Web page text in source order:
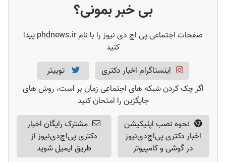
بی خبر بمونی؟
صفحات اجتماعی پی اچ دی نیوز را با نام phdnews.ir پیدا
کنید
اینستاگرام اخبار دکتری
توییتر
اگر چک کردن شبکه های اجتماعی زمان بر است، روش های
جایگزین را امتحان کنید
نحوه نصب اپلیکیشن
اخبار دکتری پی‌اچ‌دی‌نیوز
در گوشی و کامپیوتر
مشترک رایگان اخبار
دکتری پی‌اچ‌دی‌نیوز از
طریق ایمیل شوید